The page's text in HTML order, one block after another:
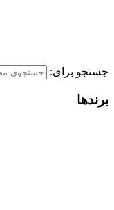
جستجو برای:
برندها